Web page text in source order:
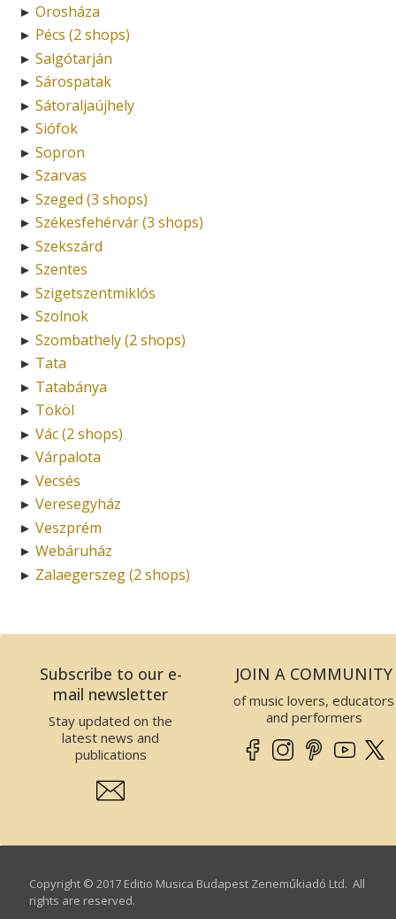
► Orosháza
► Pécs (2 shops)
► Salgótarján
► Sárospatak
► Sátoraljaújhely
► Siófok
► Sopron
► Szarvas
► Szeged (3 shops)
► Székesfehérvár (3 shops)
► Szekszárd
► Szentes
► Szigetszentmiklós
► Szolnok
► Szombathely (2 shops)
► Tata
► Tatabánya
► Tököl
► Vác (2 shops)
► Várpalota
► Vecsés
► Veresegyház
► Veszprém
► Webáruház
► Zalaegerszeg (2 shops)
Subscribe to our e-
mail newsletter
Stay updated on the
latest news and
publications
JOIN A COMMUNITY
of music lovers, educators
and performers
Copyright © 2017 Editio Musica Budapest Zeneműkiadó Ltd. All
rights are reserved.